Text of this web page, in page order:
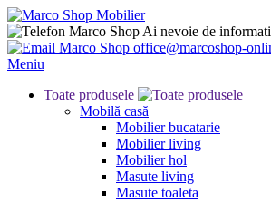
Ai nevoie de
office@marcoshop-
Meniu
Toate produsele
Mobilă casă
Mobilier bucatarie
Mobilier living
Mobilier hol
Masute living
Masute toaleta